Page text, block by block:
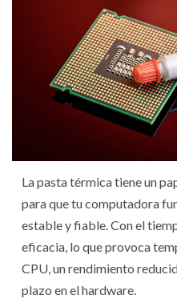
La pasta térmica tiene un
para que tu computadora
estable y fiable. Con el
eficacia, lo que provoca
CPU, un rendimiento
plazo en el hardware.